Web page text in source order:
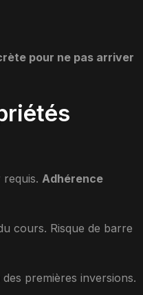
pour ne pas arriver
Adhérence
cours. Risque de barre
premières inversions.